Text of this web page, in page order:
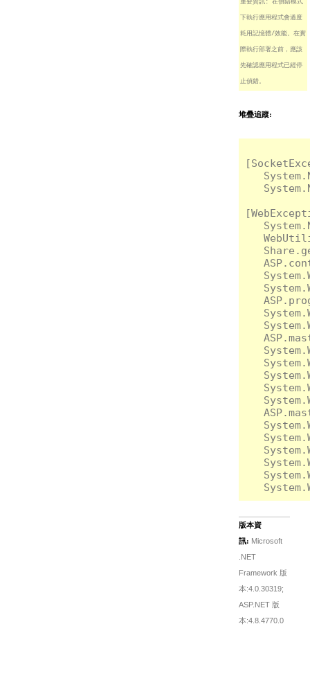
下執行應用程式會過度
耗用記憶體/效能。在實
際執行部署之前，應該
先確認應用程式已經停
止偵錯。
堆疊追蹤:
版本資
訊: Microsoft
.NET
Framework 版
本:4.0.30319;
ASP.NET 版
本:4.8.4770.0